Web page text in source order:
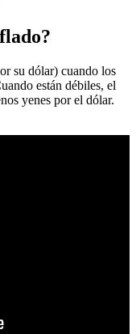
su dólar) cuando los
están débiles, el
yenes por el dólar.